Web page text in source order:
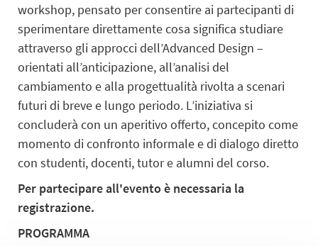
workshop, pensato per consentire ai partecipanti di
sperimentare direttamente cosa significa studiare
attraverso gli approcci dell’Advanced Design –
orientati all’anticipazione, all’analisi del
cambiamento e alla progettualità rivolta a scenari
futuri di breve e lungo periodo. L’iniziativa si
concluderà con un aperitivo offerto, concepito come
momento di confronto informale e di dialogo diretto
con studenti, docenti, tutor e alumni del corso.
Per partecipare all'evento è necessaria la
registrazione.
PROGRAMMA